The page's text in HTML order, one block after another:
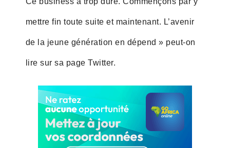
mettre fin toute suite et maintenant. L’avenir
de la jeune génération en dépend » peut-on
lire sur sa page Twitter.